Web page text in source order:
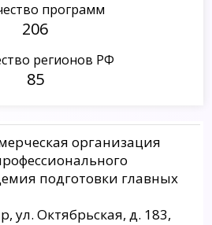
программ
206
регионов РФ
85
организация
подготовки главных
ул. Октябрьская, д. 183,